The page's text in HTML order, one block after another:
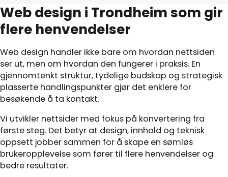
Web design i Trondheim som gir
flere henvendelser
Web design handler ikke bare om hvordan nettsiden
ser ut, men om hvordan den fungerer i praksis. En
gjennomtenkt struktur, tydelige budskap og strategisk
plasserte handlingspunkter gjør det enklere for
besøkende å ta kontakt.
Vi utvikler nettsider med fokus på konvertering fra
første steg. Det betyr at design, innhold og teknisk
oppsett jobber sammen for å skape en sømløs
brukeropplevelse som fører til flere henvendelser og
bedre resultater.